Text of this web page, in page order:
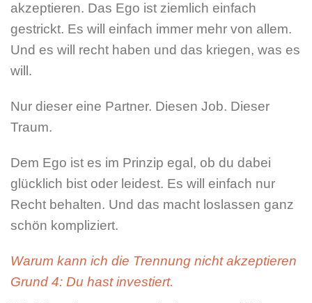
akzeptieren. Das Ego ist ziemlich einfach
gestrickt. Es will einfach immer mehr von allem.
Und es will recht haben und das kriegen, was es
will.
Nur dieser eine Partner. Diesen Job. Dieser
Traum.
Dem Ego ist es im Prinzip egal, ob du dabei
glücklich bist oder leidest. Es will einfach nur
Recht behalten. Und das macht loslassen ganz
schön kompliziert.
Warum kann ich die Trennung nicht akzeptieren
Grund 4: Du hast investiert.